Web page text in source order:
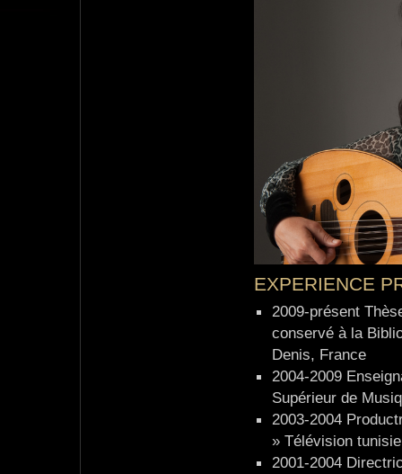
EXPERIENCE
2009-présent
conservé à la
Denis, France
2004-2009
Supérieur de
2003-2004
» Télévision
2001-2004